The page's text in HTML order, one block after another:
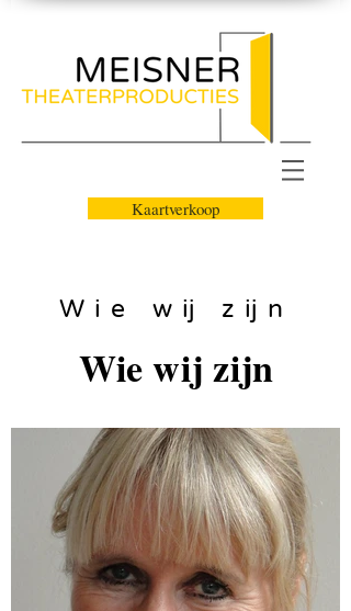
Kaartverkoop
Wie wij zijn
Wie wij zijn